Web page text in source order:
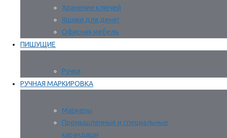
Хранение ключей
Ящики для денег
Офисная мебель
ПИШУЩИЕ
Ручки
РУЧНАЯ МАРКИРОВКА
Маркеры
Промышленные и специальные
карандаши